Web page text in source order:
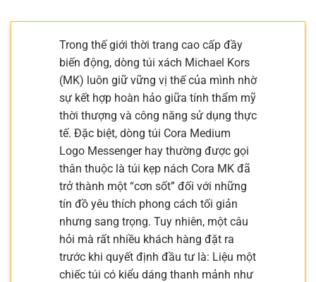
Trong thế giới thời trang cao cấp đầy
biến động, dòng túi xách Michael Kors
(MK) luôn giữ vững vị thế của mình nhờ
sự kết hợp hoàn hảo giữa tính thẩm mỹ
thời thượng và công năng sử dụng thực
tế. Đặc biệt, dòng túi Cora Medium
Logo Messenger hay thường được gọi
thân thuộc là túi kẹp nách Cora MK đã
trở thành một “cơn sốt” đối với những
tín đồ yêu thích phong cách tối giản
nhưng sang trọng. Tuy nhiên, một câu
hỏi mà rất nhiều khách hàng đặt ra
trước khi quyết định đầu tư là: Liệu một
chiếc túi có kiểu dáng thanh mảnh như